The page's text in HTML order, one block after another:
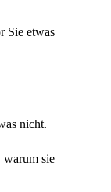
Sie etwas
nicht.
warum sie